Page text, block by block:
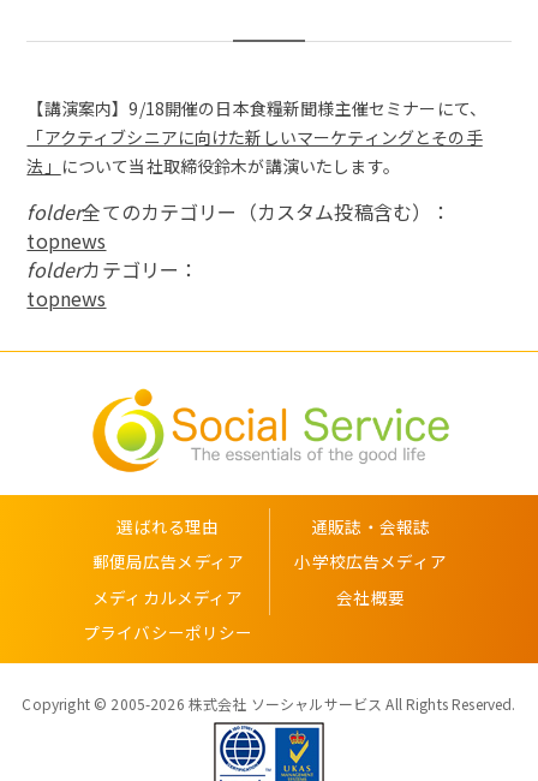
【講演案内】9/18開催の日本食糧新聞様主催セミナーにて、
「アクティブシニアに向けた新しいマーケティングとその手
法」 について当社取締役鈴木が講演いたします。
folder全てのカテゴリー（カスタム投稿含む）：
topnews
folderカテゴリー：
topnews
選ばれる理由
通販誌・会報誌
郵便局広告メディア
小学校広告メディア
メディカルメディア
会社概要
プライバシーポリシー
Copyright © 2005-2026 株式会社 ソーシャルサービス All Rights Reserved.